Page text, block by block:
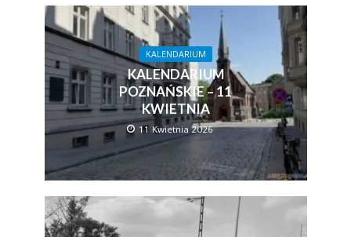
KALENDARIUM
KALENDARIUM
POZNAŃSKIE – 11
KWIETNIA
11 Kwietnia 2026